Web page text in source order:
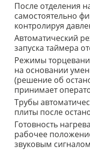
После отделения
самостоятельно
контролируя
Автоматический
запуска таймера
Режимы
на основании
(решение об
принимает
Трубы
плиты после
Готовность
рабочее
звуковым